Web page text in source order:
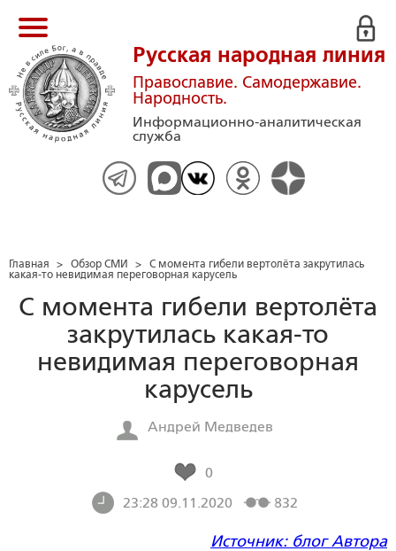
Русская народная линия
Православие. Самодержавие.
Народность.
Информационно-аналитическая
служба
Главная > Обзор СМИ > C момента гибели вертолёта закрутилась
какая-то невидимая переговорная карусель
C момента гибели вертолёта
закрутилась какая-то
невидимая переговорная
карусель
Андрей Медведев
0
23:28 09.11.2020
832
Источник: блог Автора